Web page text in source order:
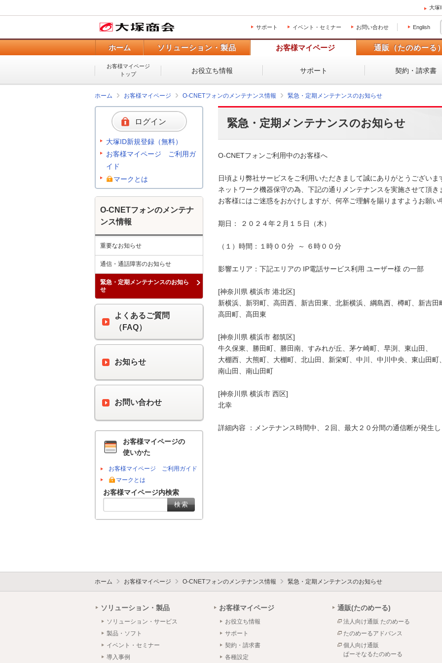
大塚
サポート イベント・セミナー お問い合わせ English
ホーム ソリューション・製品 お客様マイページ 通販（たのめーる）
お客様マイページ
トップ
お役立ち情報 サポート 契約・請求書
ホーム お客様マイページ O-CNETフォンのメンテナンス情報 緊急・定期メンテナンスのお知らせ
緊急・定期メンテナンスのお知らせ
O-CNETフォンご利用中のお客様へ
日頃より弊社サービスをご利用いただきまして誠にありがとうございま
ネットワーク機器保守の為、下記の通りメンテナンスを実施させて頂き
お客様にはご迷惑をおかけしますが、何卒ご理解を賜りますようお願い
期日： ２０２４年２月１５日（木）
（１）時間：１時００分  ～ ６時００分
影響エリア：下記エリアの IP電話サービス利用 ユーザー様 の一部
[神奈川県 横浜市 港北区]
新横浜、新羽町、高田西、新吉田東、北新横浜、綱島西、樽町、新吉田
高田町、高田東
[神奈川県 横浜市 都筑区]
牛久保東、勝田町、勝田南、すみれが丘、茅ケ崎町、早渕、東山田、
大棚西、大熊町、大棚町、北山田、新栄町、中川、中川中央、東山田町、
南山田、南山田町
[神奈川県 横浜市 西区]
北幸
詳細内容 ：メンテナンス時間中、２回、最大２０分間の通信断が発生し
ログイン
大塚ID新規登録（無料）
お客様マイページ ご利用ガ
イド
マークとは
O-CNETフォンのメンテナ
ンス情報
重要なお知らせ
通信・通話障害のお知らせ
緊急・定期メンテナンスのお知ら
せ
よくあるご質問
（FAQ）
お知らせ
お問い合わせ
お客様マイページの
使いかた
お客様マイページ ご利用ガイド
マークとは
お客様マイページ内検索
ホーム お客様マイページ O-CNETフォンのメンテナンス情報 緊急・定期メンテナンスのお知らせ
ソリューション・製品
ソリューション・サービス
製品・ソフト
イベント・セミナー
導入事例
お客様マイページ
お役立ち情報
サポート
契約・請求書
各種設定
通販(たのめーる)
法人向け通販 たのめーる
たのめーるアドバンス
個人向け通販
ぱーそなるたのめーる